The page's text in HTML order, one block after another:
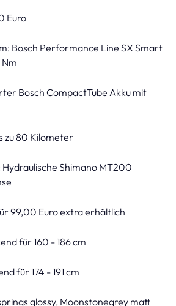
Euro
Bosch Performance Line SX Smart
Bosch CompactTube Akku mit
zu 80 Kilometer
Shimano MT200
99,00 Euro extra erhältlich
für 160 - 186 cm
für 174 - 191 cm
glossy, Moonstonegrey matt